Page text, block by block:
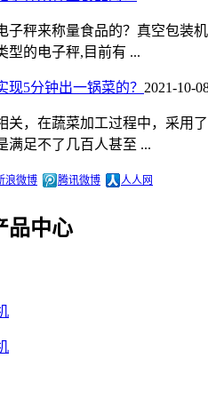
子秤来称量食品的？真空包装
型的电子秤,目前有 ...
5分钟出一锅菜的？ 2021-10-
关，在蔬菜加工过程中，采用
满足不了几百人甚至 ...
浪微博 腾讯微博 人人网
品中心